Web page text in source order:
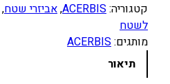
קטגוריה:ACERBIS
, אביזרי שטח,
לשטח
מותגים:ACERBIS
תיאור